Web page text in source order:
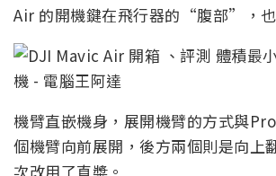
Air 的開機鍵在飛行器的“腹部”，也
機臂直嵌機身，展開機臂的方式與
個機臂向前展開，後方兩個則是向上
次改用了直槳。